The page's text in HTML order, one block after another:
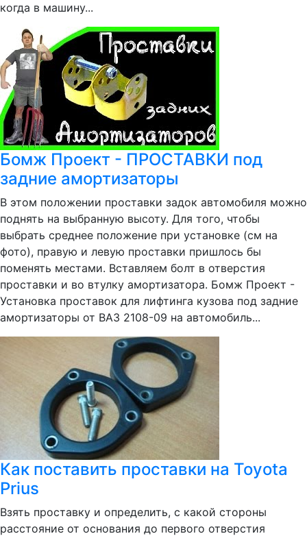
когда в машину...
Бомж Проект - ПРОСТАВКИ под
задние амортизаторы
В этом положении проставки задок автомобиля можно
поднять на выбранную высоту. Для того, чтобы
выбрать среднее положение при установке (см на
фото), правую и левую проставки пришлось бы
поменять местами. Вставляем болт в отверстия
проставки и во втулку амортизатора. Бомж Проект -
Установка проставок для лифтинга кузова под задние
амортизаторы от ВАЗ 2108-09 на автомобиль...
Как поставить проставки на Toyota
Prius
Взять проставку и определить, с какой стороны
расстояние от основания до первого отверстия